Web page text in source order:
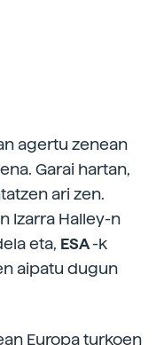
agertu zenean
Garai hartan,
ari zen.
Izarra Halley-n
eta, ESA-k
aipatu dugun
Europa turkoen